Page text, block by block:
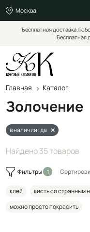
Москва
Бесплатная доставка
Бесплатная
Главная Каталог
Золочение
в наличии: да
Найдено 35 товаров
Фильтры
клей кисть со странным
можно просто покрасить